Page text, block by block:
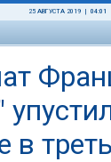
25 АВГУСТА 2019 04:01
в